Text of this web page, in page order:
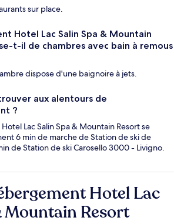
sur place.
Hotel Lac Salin Spa & Mountain
t-il de chambres avec bain à remous
dispose d'une baignoire à jets.
aux alentours de
?
Lac Salin Spa & Mountain Resort se
6 min de marche de Station de ski de
de Station de ski Carosello 3000 - Livigno.
Hotel Lac
Mountain Resort